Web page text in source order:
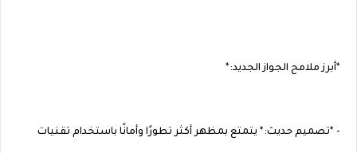
*أبرز ملامح الجواز الجديد:*
- *تصميم حديث:* يتمتع بمظهر أكثر تطورًا وأمانًا باستخدام تقنيات